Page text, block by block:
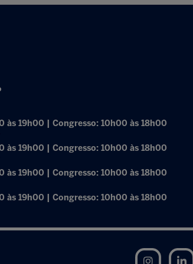
às 19h00 | Congresso: 10h00 às 18h00
às 19h00 | Congresso: 10h00 às 18h00
às 19h00 | Congresso: 10h00 às 18h00
às 19h00 | Congresso: 10h00 às 18h00
Instagram